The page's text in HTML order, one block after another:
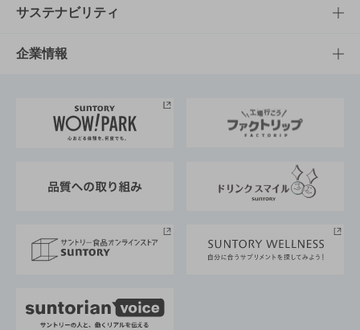
商品発売情報
栄養成分一覧
キャンペーン
工場見学
地域情報
文化・スポーツTOP
サントリーホール
サントリーサンバーズ大阪
サステナビリティ
サステナビリティTOP
サントリーが考えるサステナビリティ経営
企業情報
企業概要
採用情報